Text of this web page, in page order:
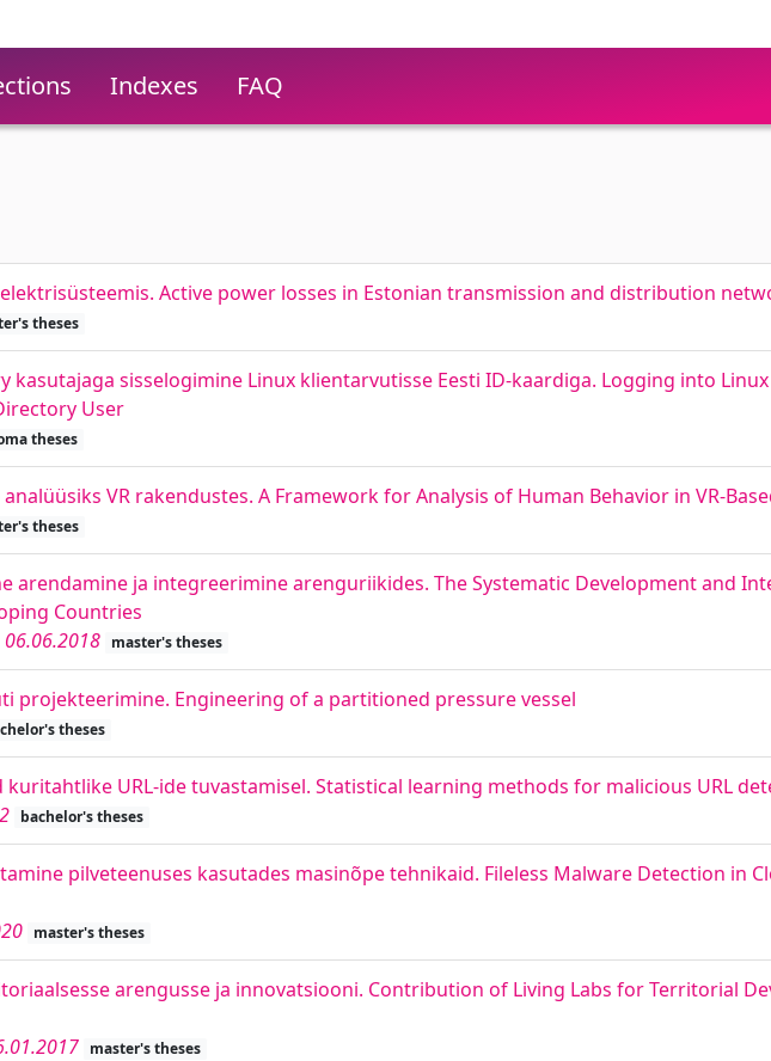
Indexes FAQ
Active power losses in Estonian transmission and distribution
theses
kasutajaga sisselogimine Linux klientarvutisse Eesti ID-kaardiga. Logging into
User
theses
VR rakendustes. A Framework for Analysis of Human Behavior in VR-
theses
arendamine ja integreerimine arenguriikides. The Systematic Development and
Countries
06.06.2018 master's theses
projekteerimine. Engineering of a partitioned pressure vessel
theses
URL-ide tuvastamisel. Statistical learning methods for malicious URL
bachelor's theses
pilveteenuses kasutades masinõpe tehnikaid. Fileless Malware Detection in
master's theses
arengusse ja innovatsiooni. Contribution of Living Labs for Territorial
master's theses